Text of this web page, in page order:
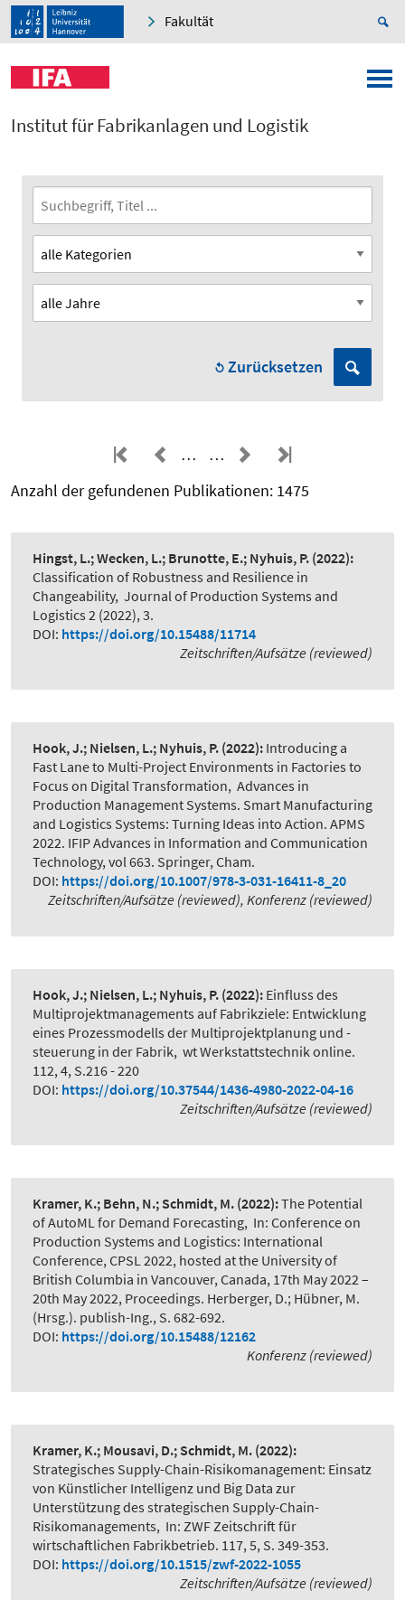
Fakultät
Institut für Fabrikanlagen und Logistik
Zurücksetzen
…
…
Anzahl der gefundenen Publikationen: 1475
Hingst, L.; Wecken, L.; Brunotte, E.; Nyhuis, P. (2022):
Classification of Robustness and Resilience in
Changeability, Journal of Production Systems and
Logistics 2 (2022), 3.
DOI: https://doi.org/10.15488/11714
Zeitschriften/Aufsätze (reviewed)
Hook, J.; Nielsen, L.; Nyhuis, P. (2022): Introducing a
Fast Lane to Multi-Project Environments in Factories to
Focus on Digital Transformation, Advances in
Production Management Systems. Smart Manufacturing
and Logistics Systems: Turning Ideas into Action. APMS
2022. IFIP Advances in Information and Communication
Technology, vol 663. Springer, Cham.
DOI: https://doi.org/10.1007/978-3-031-16411-8_20
Zeitschriften/Aufsätze (reviewed), Konferenz (reviewed)
Hook, J.; Nielsen, L.; Nyhuis, P. (2022): Einfluss des
Multiprojektmanagements auf Fabrikziele: Entwicklung
eines Prozessmodells der Multiprojektplanung und -
steuerung in der Fabrik, wt Werkstattstechnik online.
112, 4, S.216 - 220
DOI: https://doi.org/10.37544/1436-4980-2022-04-16
Zeitschriften/Aufsätze (reviewed)
Kramer, K.; Behn, N.; Schmidt, M. (2022):The Potential
of AutoML for Demand Forecasting, In: Conference on
Production Systems and Logistics: International
Conference, CPSL 2022, hosted at the University of
British Columbia in Vancouver, Canada, 17th May 2022 –
20th May 2022, Proceedings. Herberger, D.; Hübner, M.
(Hrsg.). publish-Ing., S. 682-692.
DOI: https://doi.org/10.15488/12162
Konferenz (reviewed)
Kramer, K.; Mousavi, D.; Schmidt, M. (2022):
Strategisches Supply-Chain-Risikomanagement: Einsatz
von Künstlicher Intelligenz und Big Data zur
Unterstützung des strategischen Supply-Chain-
Risikomanagements, In: ZWF Zeitschrift für
wirtschaftlichen Fabrikbetrieb. 117, 5, S. 349-353.
DOI: https://doi.org/10.1515/zwf-2022-1055
Zeitschriften/Aufsätze (reviewed)